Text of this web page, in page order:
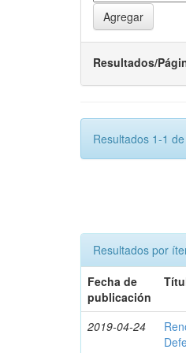
Resultados/
Resultados 1-1
Resultados por
Fecha de
publicación
2019-04-24